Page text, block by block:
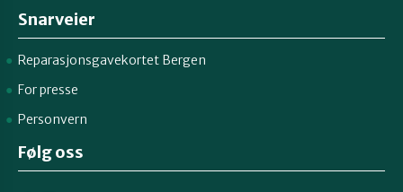
Snarveier
Reparasjonsgavekortet Bergen
For presse
Personvern
Følg oss